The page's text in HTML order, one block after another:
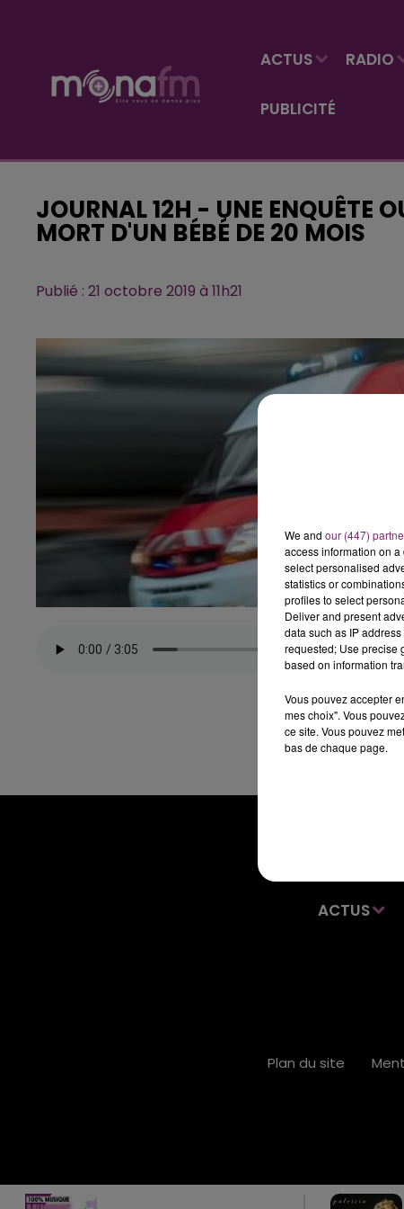
ACTUS RADIO
PUBLICITÉ
JOURNAL 12H - UNE ENQUÊTE
MORT D'UN BÉBÉ DE 20 MOIS
Publié : 21 octobre 2019 à 11h21
ACTUS
Plan du site
We and our (447)
access information on
select personalised
statistics or
profiles to select
Deliver and present
data such as IP
requested; Use precise
based on information
Vous pouvez accepter
mes choix". Vous
ce site. Vous pouvez
bas de chaque page.